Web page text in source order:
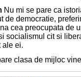
Nu mi se pare ca
de democratie,
cea preocupata de
socialismul cit si
ale ei.
clasa de mijloc